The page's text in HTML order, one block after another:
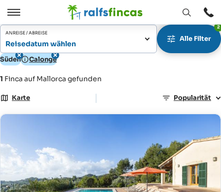
Öffnen
/
Schließen
Fenster
Öffnen
ANREISE / ABREISE
Reisedatum wählen
Alle Filter
2
Süden Calonge
1 Finca auf Mallorca gefunden
Karte | Popularität